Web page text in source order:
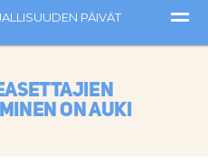
on auki